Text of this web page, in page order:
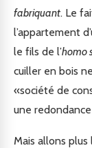
fabriquant. Le
l’appartement
le fils de l’homo
cuiller en bois
«société de
une
Mais allons